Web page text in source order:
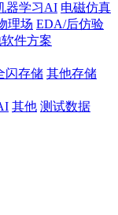
器学习AI 电磁仿真
理场 EDA/后仿验
件方案
闪存储 其他存储
其他 测试数据